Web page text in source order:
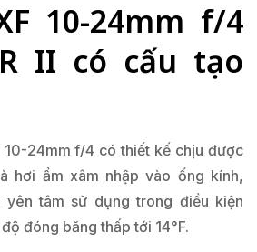
10-24mm f/4
II có cấu tạo
10-24mm f/4 có thiết kế chịu được
hơi ẩm xâm nhập vào ống kính,
tâm sử dụng trong điều kiện
đóng băng thấp tới 14°F.